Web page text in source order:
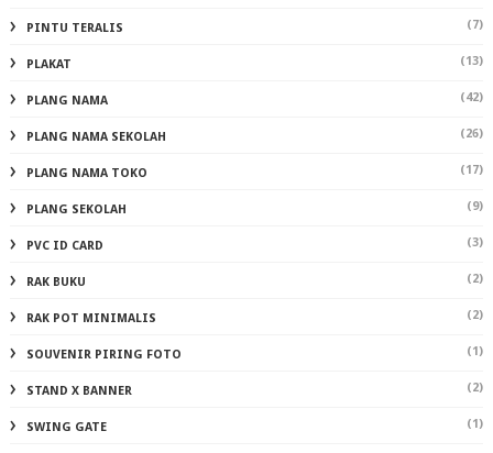
PINTU TERALIS (7)
PLAKAT (13)
PLANG NAMA (42)
PLANG NAMA SEKOLAH (26)
PLANG NAMA TOKO (17)
PLANG SEKOLAH (9)
PVC ID CARD (3)
RAK BUKU (2)
RAK POT MINIMALIS (2)
SOUVENIR PIRING FOTO (1)
STAND X BANNER (2)
SWING GATE (1)